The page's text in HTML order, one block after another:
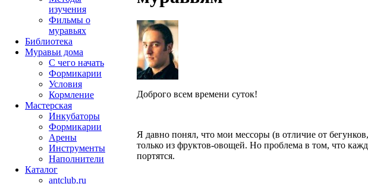
Доброго всем времени суток!
Я давно понял, что мои мессоры (в отличие от
только из фруктов-овощей. Но проблема в том, что
портятся.
изучения
Фильмы о
муравьях
Библиотека
Муравьи дома
С чего начать
Формикарии
Условия
Кормление
Мастерская
Инкубаторы
Формикарии
Арены
Инструменты
Наполнители
Каталог
antclub.ru